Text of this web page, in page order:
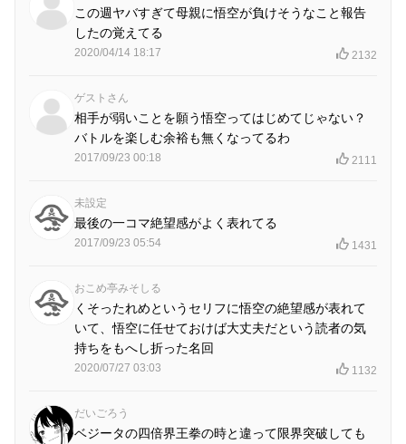
この週ヤバすぎて母親に悟空が負けそうなこと報告
したの覚えてる
2020/04/14 18:17 2132
ゲストさん
相手が弱いことを願う悟空ってはじめてじゃない？
バトルを楽しむ余裕も無くなってるわ
2017/09/23 00:18 2111
未設定
最後の一コマ絶望感がよく表れてる
2017/09/23 05:54 1431
おこめ亭みそしる
くそったれめというセリフに悟空の絶望感が表れて
いて、悟空に任せておけば大丈夫だという読者の気
持ちをもへし折った名回
2020/07/27 03:03 1132
だいごろう
ベジータの四倍界王拳の時と違って限界突破しても